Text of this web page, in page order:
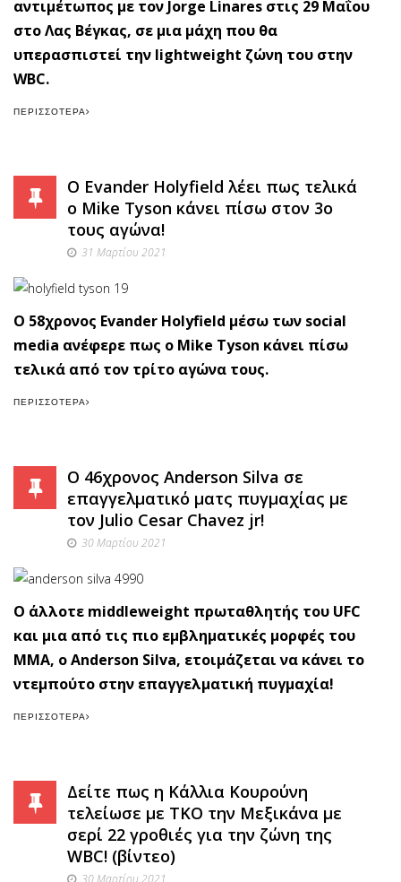
αντιμέτωπος με τον Jorge Linares στις 29 Μαΐου
στο Λας Βέγκας, σε μια μάχη που θα
υπερασπιστεί την lightweight ζώνη του στην
WBC.
ΠΕΡΙΣΣΌΤΕΡΑ
Ο Evander Holyfield λέει πως τελικά
ο Mike Tyson κάνει πίσω στον 3ο
τους αγώνα!
31 Μαρτίου 2021
O 58χρονος Evander Holyfield μέσω των social
media ανέφερε πως o Mike Tyson κάνει πίσω
τελικά από τον τρίτο αγώνα τους.
ΠΕΡΙΣΣΌΤΕΡΑ
O 46χρονος Anderson Silva σε
επαγγελματικό ματς πυγμαχίας με
τον Julio Cesar Chavez jr!
30 Μαρτίου 2021
Ο άλλοτε middleweight πρωταθλητής του UFC
και μια από τις πιο εμβληματικές μορφές του
ΜΜΑ, ο Anderson Silva, ετοιμάζεται να κάνει το
ντεμπούτο στην επαγγελματική πυγμαχία!
ΠΕΡΙΣΣΌΤΕΡΑ
Δείτε πως η Κάλλια Κουρούνη
τελείωσε με ΤΚΟ την Μεξικάνα με
σερί 22 γροθιές για την ζώνη της
WBC! (βίντεο)
30 Μαρτίου 2021